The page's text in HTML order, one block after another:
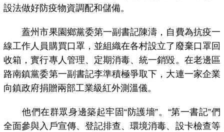
設法做好防疫物資調配和儲備。
蓋州市果園鄉黨委第一副書記陳濤，自費為抗疫一
線工作人員購買口罩，並組織在各村設立了廢棄口罩回
收箱，實行專人管理、定期消毒、統一銷毀。在老邊區
路南鎮黨委第一副書記李準積極爭取下，大連一家企業
向鎮政府捐贈兩部工業級紅外測溫儀。
他們在群眾身邊築起牢固“防護墻”。“第一書記”們
全面參與入戶宣傳、登記排查、環境消毒、設卡檢查等